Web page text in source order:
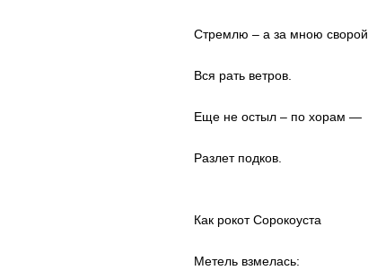
Стремлю – а за мною сворой
Вся рать ветров.
Еще не остыл – по хорам —
Разлет подков.
Как рокот Сорокоуста
Метель взмелась: